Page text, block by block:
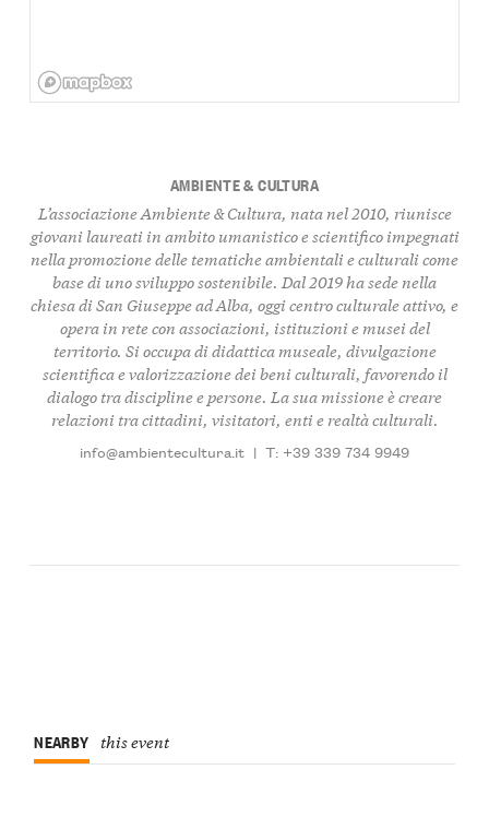
AMBIENTE & CULTURA
L’associazione Ambiente & Cultura, nata nel 2010, riunisce
giovani laureati in ambito umanistico e scientifico impegnati
nella promozione delle tematiche ambientali e culturali come
base di uno sviluppo sostenibile. Dal 2019 ha sede nella
chiesa di San Giuseppe ad Alba, oggi centro culturale attivo, e
opera in rete con associazioni, istituzioni e musei del
territorio. Si occupa di didattica museale, divulgazione
scientifica e valorizzazione dei beni culturali, favorendo il
dialogo tra discipline e persone. La sua missione è creare
relazioni tra cittadini, visitatori, enti e realtà culturali.
info@ambientecultura.it | T: +39 339 734 9949
NEARBY this event